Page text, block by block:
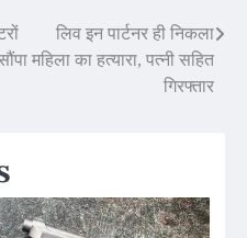
लिव इन पार्टनर ही निकला
महिला का हत्यारा, पत्नी सहित
गिरफ्तार